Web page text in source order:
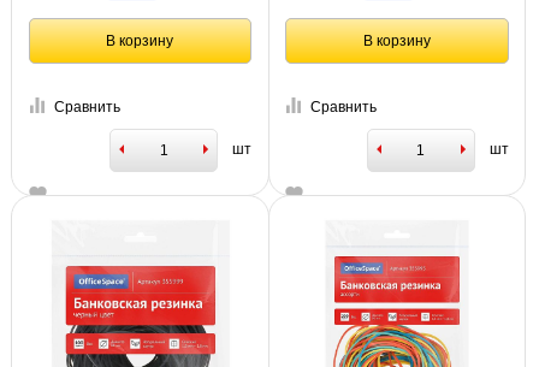
В корзину
Сравнить
шт
В корзину
Сравнить
шт